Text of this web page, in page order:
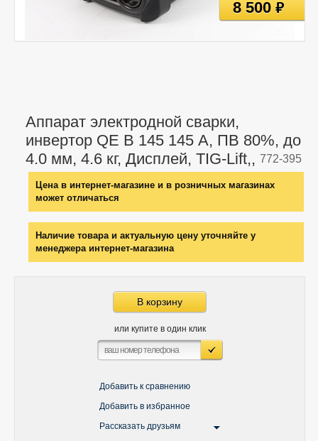
Аппарат электродной сварки,
инвертор QE B 145 145 А, ПВ 80%, до
4.0 мм, 4.6 кг, Дисплей, TIG-Lift,, 772-395
Цена в интернет-магазине и в розничных магазинах
может отличаться
Наличие товара и актуальную цену уточняйте у
менеджера интернет-магазина
В корзину
или купите в один клик
Добавить к сравнению
Добавить в избранное
Рассказать друзьям
8 500руб